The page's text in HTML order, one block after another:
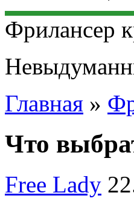
Фрилансер
Главная »
Что
Free Lady